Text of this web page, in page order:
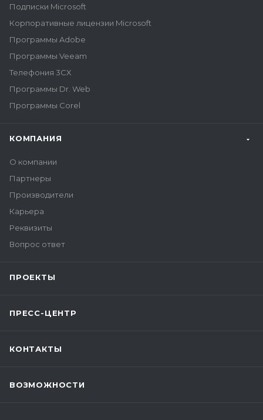
Подписки Microsoft
Корпоративные лицензии Microsoft
Программы Adobe
Программы Veeam
Телефония 3CX
Программы Dr. Web
Программы Corel
КОМПАНИЯ
О компании
Партнеры
Производители
Карьера
Реквизиты
Вопрос ответ
ПРОЕКТЫ
ПРЕСС-ЦЕНТР
КОНТАКТЫ
ВОЗМОЖНОСТИ